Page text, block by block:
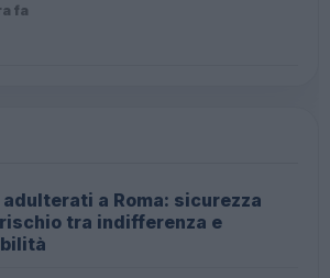
fa
a Roma: sicurezza
tra indifferenza e